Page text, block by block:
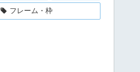
フレーム・枠